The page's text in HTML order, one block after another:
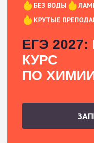
БЕЗ ВОДЫ
КРУТЫЕ
ЕГЭ 2027:
КУРС
ПО